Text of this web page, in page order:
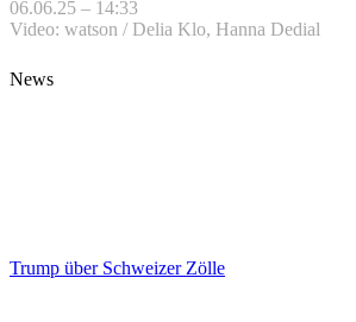
06.06.25 – 14:33
Video: watson / Delia Klo, Hanna Dedial
News
Trump über Schweizer Zölle